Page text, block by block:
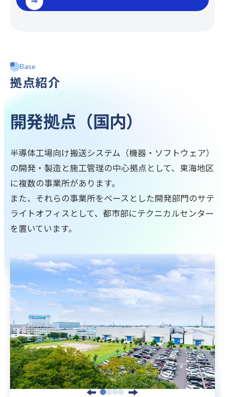
Base
拠点紹介
開発拠点（国内）
半導体工場向け搬送システム（機器・ソフトウェア）
の開発・製造と施工管理の中心拠点として、東海地区
に複数の事業所があります。
また、それらの事業所をベースとした開発部門のサテ
ライトオフィスとして、都市部にテクニカルセンター
を置いています。